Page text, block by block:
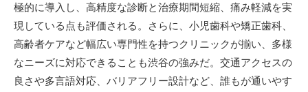
極的に導入し、高精度な診断と治療期間短縮、痛み軽減を実
現している点も評価される。さらに、小児歯科や矯正歯科、
高齢者ケアなど幅広い専門性を持つクリニックが揃い、多様
なニーズに対応できることも渋谷の強みだ。交通アクセスの
良さや多言語対応、バリアフリー設計など、誰もが通いやす